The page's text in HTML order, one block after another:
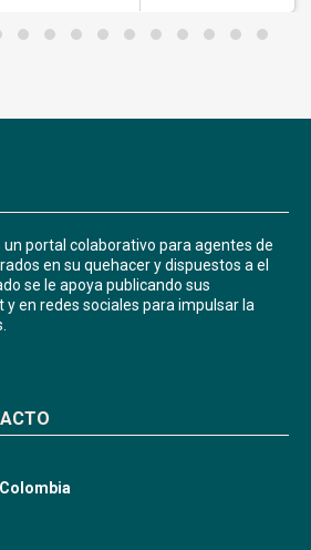
portal colaborativo para agentes de
en su quehacer y dispuestos a el
se le apoya publicando sus
en redes sociales para impulsar la